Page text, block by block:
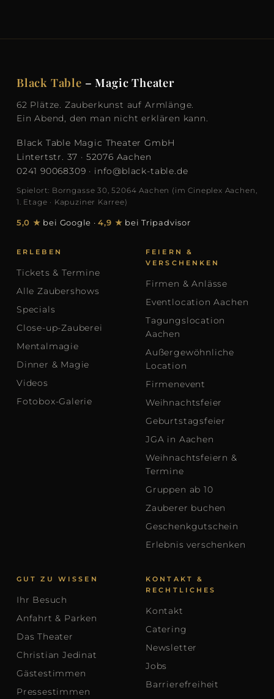
Black Table – Magic Theater
62 Plätze. Zauberkunst auf Armlänge.
Ein Abend, den man nicht erklären kann.
Black Table Magic Theater GmbH
Lintertstr. 37 · 52076 Aachen
0241 90068309 · info@black-table.de
Spielort: Borngasse 30, 52064 Aachen (im Cineplex Aachen,
1. Etage · Kapuziner Karree)
5,0 ★ bei Google ·4,9 ★ bei Tripadvisor
ERLEBEN
Tickets & Termine
Alle Zaubershows
Specials
Close-up-Zauberei
Mentalmagie
Dinner & Magie
Videos
Fotobox-Galerie
FEIERN &
VERSCHENKEN
Firmen & Anlässe
Eventlocation Aachen
Tagungslocation
Aachen
Außergewöhnliche
Location
Firmenevent
Weihnachtsfeier
Geburtstagsfeier
JGA in Aachen
Weihnachtsfeiern &
Termine
Gruppen ab 10
Zauberer buchen
Geschenkgutschein
Erlebnis verschenken
GUT ZU WISSEN
Ihr Besuch
Anfahrt & Parken
Das Theater
Christian Jedinat
Gästestimmen
Pressestimmen
KONTAKT &
RECHTLICHES
Kontakt
Catering
Newsletter
Jobs
Barrierefreiheit